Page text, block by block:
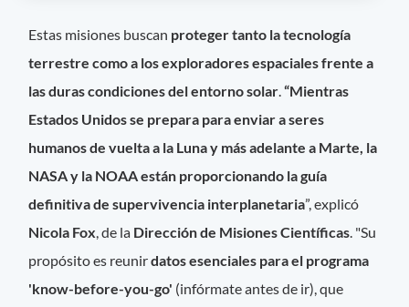
Estas misiones buscan proteger tanto la tecnología
terrestre como a los exploradores espaciales frente a
las duras condiciones del entorno solar.“Mientras
Estados Unidos se prepara para enviar a seres
humanos de vuelta a la Luna y más adelante a Marte, la
NASA y la NOAA están proporcionando la guía
definitiva de supervivencia interplanetaria”, explicó
Nicola Fox, de la Dirección de Misiones Científicas. "Su
propósito es reunirdatos esenciales para el programa
'know-before-you-go' (infórmate antes de ir), que